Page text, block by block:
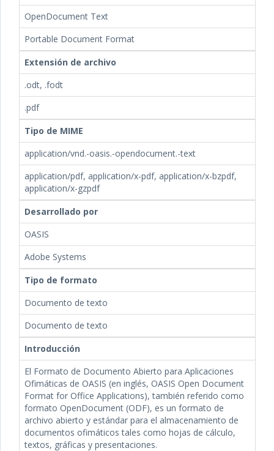
OpenDocument Text
Portable Document Format
Extensión de archivo
.odt, .fodt
.pdf
Tipo de MIME
application/vnd.-oasis.-opendocument.-text
application/pdf, application/x-pdf, application/x-bzpdf,
application/x-gzpdf
Desarrollado por
OASIS
Adobe Systems
Tipo de formato
Documento de texto
Documento de texto
Introducción
El Formato de Documento Abierto para Aplicaciones
Ofimáticas de OASIS (en inglés, OASIS Open Document
Format for Office Applications), también referido como
formato OpenDocument (ODF), es un formato de
archivo abierto y estándar para el almacenamiento de
documentos ofimáticos tales como hojas de cálculo,
textos, gráficas y presentaciones.